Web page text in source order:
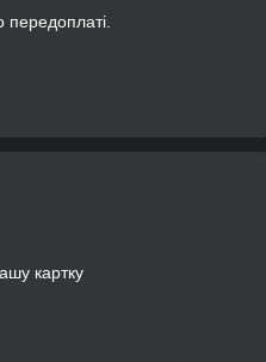
передоплаті.
картку